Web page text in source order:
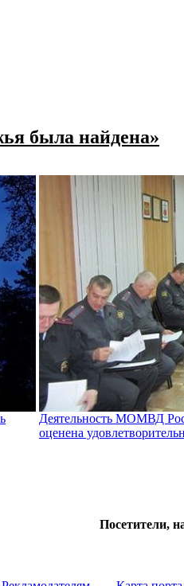
была найдена»
Деятельность МОМВД
оценена
Посетители,